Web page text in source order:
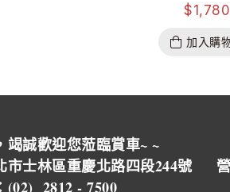
$1,780
加入購
竭誠歡迎您蒞臨賞車~ ~
市士林區重慶北路四段244號 營
(02) 2812 - 7500